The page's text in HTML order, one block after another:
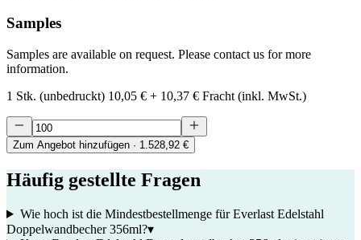
Samples
Samples are available on request. Please contact us for more
information.
1 Stk. (unbedruckt) 10,05 € + 10,37 € Fracht (inkl. MwSt.)
Zum Angebot hinzufügen · 1.528,92 €
Häufig gestellte Fragen
Wie hoch ist die Mindestbestellmenge für Everlast Edelstahl
Doppelwandbecher 356ml?▾